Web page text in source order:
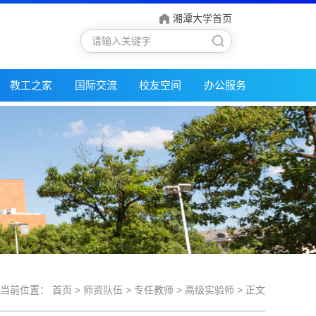
湘潭大学首页
教工之家 国际交流 校友空间 办公服务
前位置： 首页 > 师资队伍 > 专任教师 > 高级实验师 > 正文